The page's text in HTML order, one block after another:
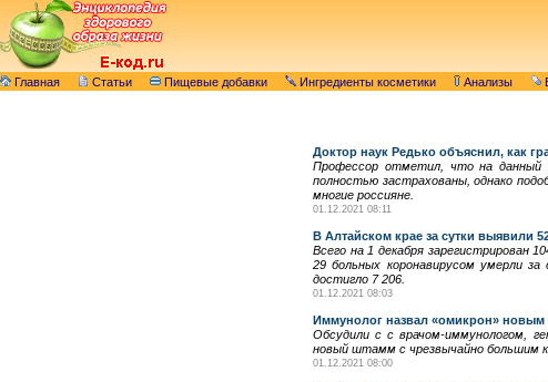
Главная Статьи Пищевые добавки Ингредиенты косметики Анализы
Доктор наук Редько объяснил, как
Профессор отметил, что на данный
полностью застрахованы, однако
многие россияне.
01.12.2021 08:11
В Алтайском крае за сутки выявили
Всего на 1 декабря зарегистрирован
29 больных коронавирусом умерли
достигло 7 206.
01.12.2021 08:03
Иммунолог назвал «омикрон»
Обсудили с с врачом-иммунологом,
новый штамм с чрезвычайно большим
01.12.2021 08:00